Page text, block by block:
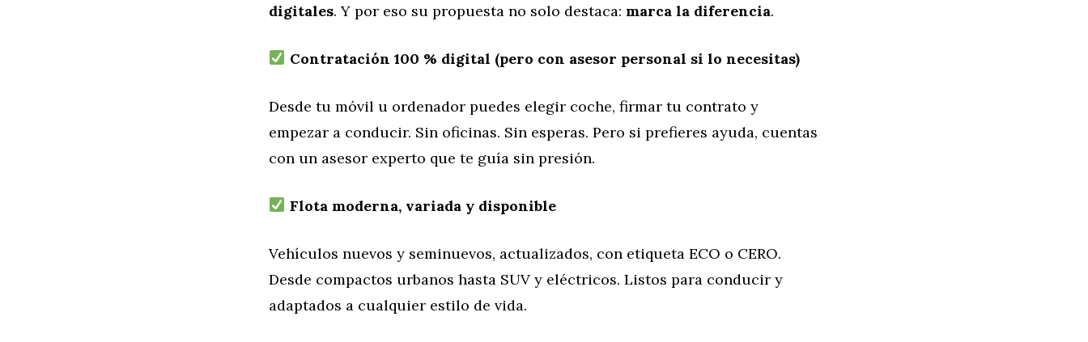
digitales. Y por eso su propuesta no solo destaca: marca la diferencia.
Contratación 100 % digital (pero con asesor personal si lo necesitas)
Desde tu móvil u ordenador puedes elegir coche, firmar tu contrato y
empezar a conducir. Sin oficinas. Sin esperas. Pero si prefieres ayuda, cuentas
con un asesor experto que te guía sin presión.
Flota moderna, variada y disponible
Vehículos nuevos y seminuevos, actualizados, con etiqueta ECO o CERO.
Desde compactos urbanos hasta SUV y eléctricos. Listos para conducir y
adaptados a cualquier estilo de vida.